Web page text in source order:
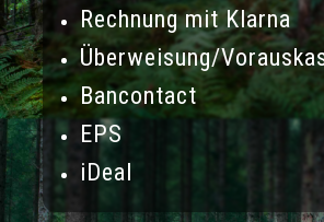
Rechnung mit Klarna
Überweisung/
Bancontact
EPS
iDeal